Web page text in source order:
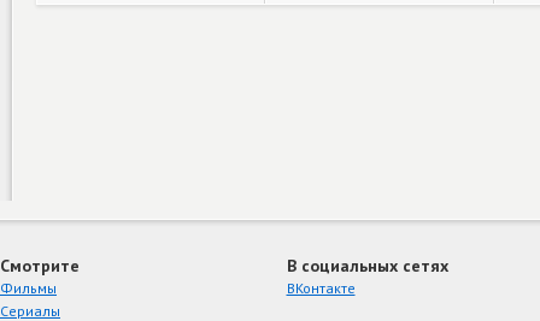
Смотрите
Фильмы
Сериалы
В социальных сетях
ВКонтакте